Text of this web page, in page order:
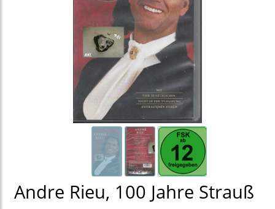
Andre Rieu, 100 Jahre Strauß